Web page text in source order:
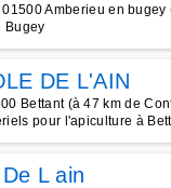
Amberieu en
Bugey
DE L'AIN
Bettant (à 47 km de
pour l'apiculture à
L ain